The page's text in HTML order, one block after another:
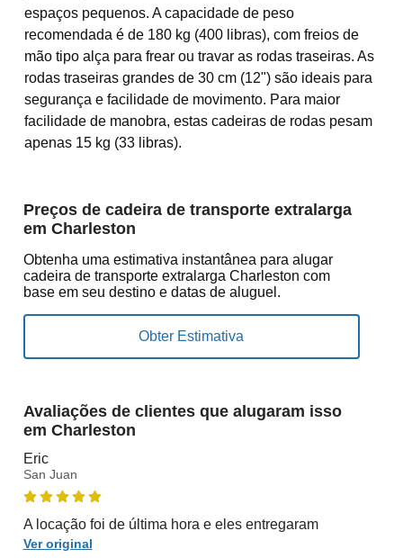
espaços pequenos. A capacidade de peso
recomendada é de 180 kg (400 libras), com freios de
mão tipo alça para frear ou travar as rodas traseiras. As
rodas traseiras grandes de 30 cm (12") são ideais para
segurança e facilidade de movimento. Para maior
facilidade de manobra, estas cadeiras de rodas pesam
apenas 15 kg (33 libras).
Preços de cadeira de transporte extralarga
em Charleston
Obtenha uma estimativa instantânea para alugar
cadeira de transporte extralarga Charleston com
base em seu destino e datas de aluguel.
Avaliações de clientes que alugaram isso
em Charleston
Eric
San Juan
A locação foi de última hora e eles entregaram
Ver original